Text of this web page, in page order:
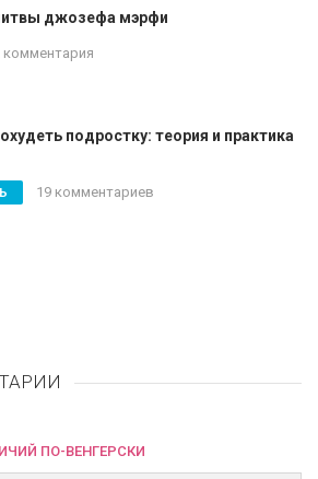
джозефа мэрфи
комментария
подростку: теория и практика
19 комментариев
ПО-ВЕНГЕРСКИ